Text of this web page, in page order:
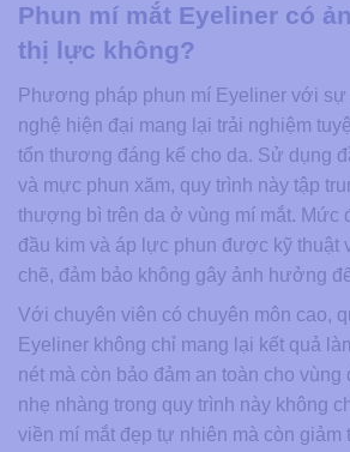
Phun mí mắt Eyeliner có
thị lực không?
Phương pháp phun mí Eyeliner với
nghệ hiện đại mang lại trải nghiệm
tổn thương đáng kể cho da. Sử dụng
và mực phun xăm, quy trình này tập
thượng bì trên da ở vùng mí mắt. Mức
đầu kim và áp lực phun được kỹ thuật
chẽ, đảm bảo không gây ảnh hưởng
Với chuyên viên có chuyên môn cao,
Eyeliner không chỉ mang lại kết quả
nét mà còn bảo đảm an toàn cho vùng
nhẹ nhàng trong quy trình này không
viền mí mắt đẹp tự nhiên mà còn giảm